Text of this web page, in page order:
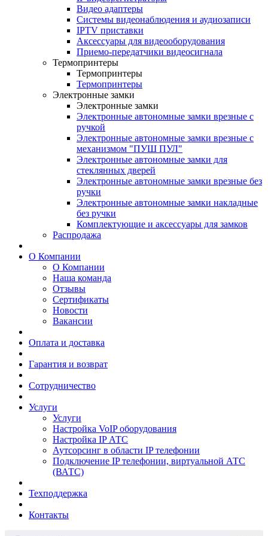
Видео адаптеры
Системы видеонаблюдения и аудиозаписи
IPTV приставки
Аксессуары для видеооборудования
Приемо-передатчики видеосигнала
Термопринтеры
Термопринтеры
Термопринтеры
Электронные замки
Электронные замки
Электронные автономные замки врезные с
ручкой
Электронные автономные замки врезные с
механизмом "ПУШ ПУЛ"
Электронные автономные замки для
стеклянных дверей
Электронные автономные замки врезные без
ручки
Электронные автономные замки накладные
без ручки
Комплектующие и аксессуары для замков
Распродажа
О Компании
О Компании
Наша команда
Отзывы
Сертификаты
Новости
Вакансии
Оплата и доставка
Гарантия и возврат
Сотрудничество
Услуги
Услуги
Настройка VoIP оборудования
Настройка IP АТС
Аутсорсинг в области IP телефонии
Подключение IP телефонии, виртуальной АТС
(ВАТС)
Техподдержка
Контакты